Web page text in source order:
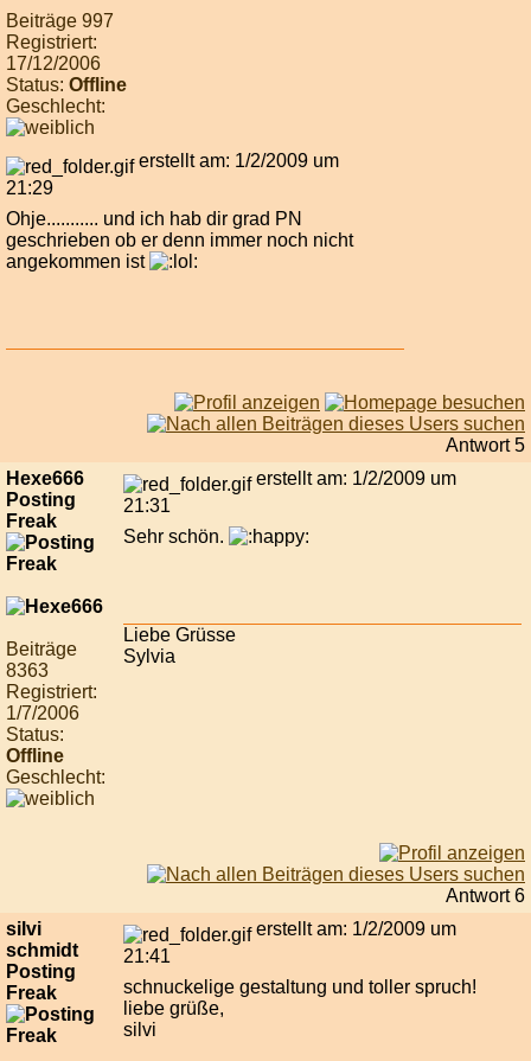
Beiträge 997
Registriert:
17/12/2006
Status: Offline
Geschlecht:
erstellt am: 1/2/2009 um
21:29
Ohje........... und ich hab dir grad PN
geschrieben ob er denn immer noch nicht
angekommen ist
Antwort 5
Hexe666
Posting
Freak
Beiträge
8363
Registriert:
1/7/2006
Status:
Offline
Geschlecht:
erstellt am: 1/2/2009 um
21:31
Sehr schön.
Liebe Grüsse
Sylvia
Antwort 6
silvi
schmidt
Posting
Freak
erstellt am: 1/2/2009 um
21:41
schnuckelige gestaltung und toller spruch!
liebe grüße,
silvi